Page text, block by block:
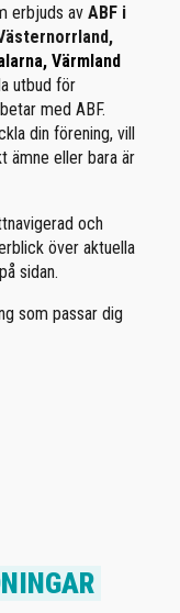
erbjuds avABF i
Värmland
utbud för
med ABF.
din förening, vill
ämne eller bara är
och
över aktuella
sidan.
som passar dig